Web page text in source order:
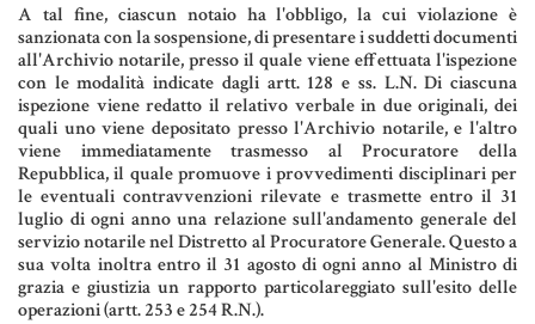
LE PAROLE DIFFICILI DEL NOTAIO
MATERIALE GIURIDICO NOTARILE
RISORSE GIURIDICHE
SISTEMA GIURIDICO ITALIANO
USUFRUTTO
Fiscalità Speciale
A tal fine, ciascun notaio ha l'obbligo, la cui violazione è
sanzionata con la sospensione, di presentare i suddetti documenti
all'Archivio notarile, presso il quale viene effettuata l'ispezione
con le modalità indicate dagli artt. 128 e ss. L.N. Di ciascuna
ispezione viene redatto il relativo verbale in due originali, dei
quali uno viene depositato presso l'Archivio notarile, e l'altro
viene immediatamente trasmesso al Procuratore della
Repubblica, il quale promuove i provvedimenti disciplinari per
le eventuali contravvenzioni rilevate e trasmette entro il 31
luglio di ogni anno una relazione sull'andamento generale del
servizio notarile nel Distretto al Procuratore Generale. Questo a
sua volta inoltra entro il 31 agosto di ogni anno al Ministro di
grazia e giustizia un rapporto particolareggiato sull'esito delle
operazioni (artt. 253 e 254 R.N.).